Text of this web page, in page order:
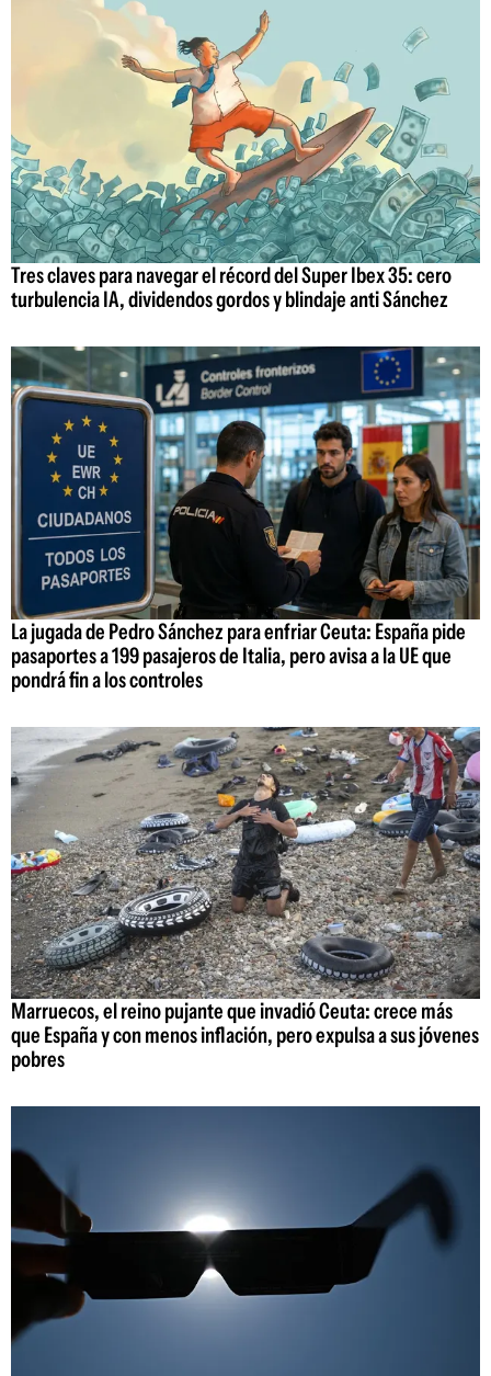
Tres claves para navegar el récord del Super Ibex 35: cero
turbulencia IA, dividendos gordos y blindaje anti Sánchez
La jugada de Pedro Sánchez para enfriar Ceuta: España pide
pasaportes a 199 pasajeros de Italia, pero avisa a la UE que
pondrá fin a los controles
Marruecos, el reino pujante que invadió Ceuta: crece más
que España y con menos inflación, pero expulsa a sus jóvenes
pobres